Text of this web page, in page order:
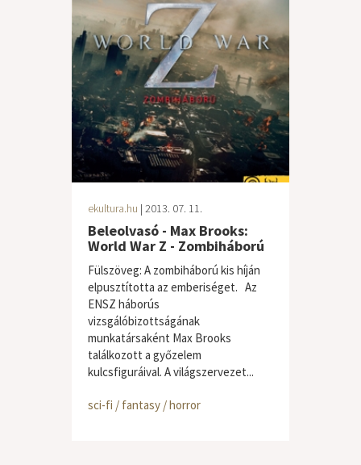
ekultura.hu | 2013. 07. 11.
Beleolvasó - Max Brooks:
World War Z - Zombiháború
Fülszöveg: A zombiháború kis híján
elpusztította az emberiséget. Az
ENSZ háborús
vizsgálóbizottságának
munkatársaként Max Brooks
találkozott a győzelem
kulcsfiguráival. A világszervezet...
sci-fi / fantasy / horror